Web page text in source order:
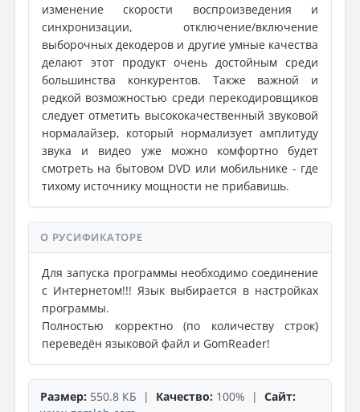
изменение скорости воспроизведения и
синхронизации, отключение/включение
выборочных декодеров и другие умные качества
делают этот продукт очень достойным среди
большинства конкурентов. Также важной и
редкой возможностью среди перекодировщиков
следует отметить высококачественный звуковой
нормалайзер, который нормализует амплитуду
звука и видео уже можно комфортно будет
смотреть на бытовом DVD или мобильнике - где
тихому источнику мощности не прибавишь.
О РУСИФИКАТОРЕ
Для запуска программы необходимо соединение
с Интернетом!!! Язык выбирается в настройках
программы.
Полностью корректно (по количеству строк)
переведён языковой файл и GomReader!
Размер: 550.8 КБ | Качество: 100% | Сайт: